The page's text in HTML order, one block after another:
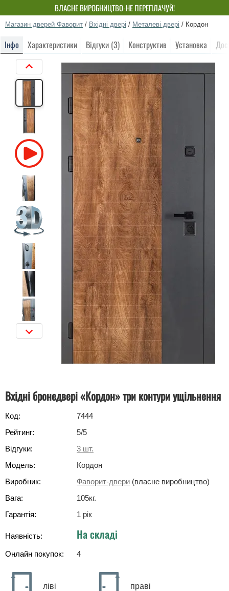
ВЛАСНЕ ВИРОБНИЦТВО-НЕ ПЕРЕПЛАЧУЙ!
Магазин дверей Фаворит / Вхідні двері / Металеві двері / Кордон
Інфо Характеристики Відгуки (3) Конструктив Установка
Вхідні бронедвері «Кордон» три контури ущільнення
Код:
7444
Рейтинг:
5/5
Відгуки:
3 шт.
Модель:
Кордон
Виробник:
Фаворит-двери (власне виробництво)
Вага:
105кг.
Гарантія:
1 рік
Наявність: На складі
Онлайн покупок: 4
ліві праві